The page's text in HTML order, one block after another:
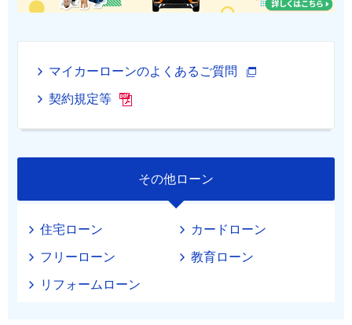
マイカーローンのよくあるご質問
契約規定等
その他ローン
住宅ローン カードローン
フリーローン 教育ローン
リフォームローン